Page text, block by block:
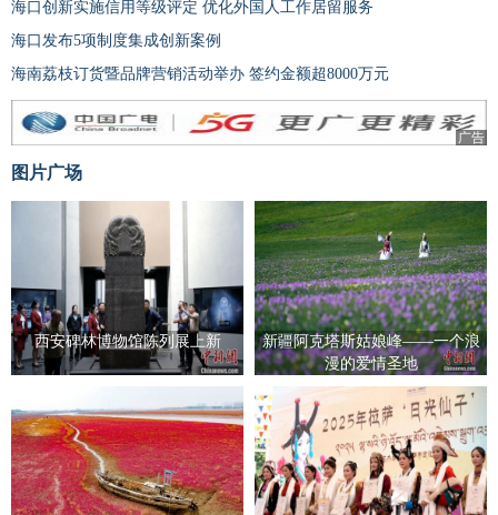
海口创新实施信用等级评定 优化外国人工作居留服务
海口发布5项制度集成创新案例
海南荔枝订货暨品牌营销活动举办 签约金额超8000万元
广告
图片广场
西安碑林博物馆陈列展上新
新疆阿克塔斯姑娘峰——一个浪
漫的爱情圣地